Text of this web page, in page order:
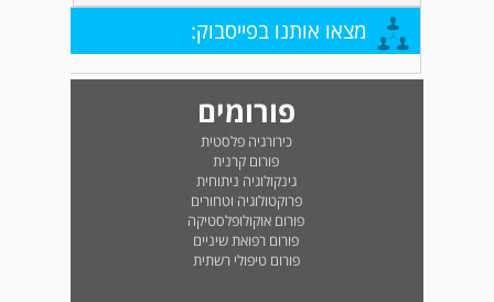
מצאו אותנו בפייסבוק:
פורומים
כירורגיה פלסטית
פורום קרנית
גינקולוגיה ניתוחית
פרוקטולוגיה וטחורים
פורום אוקולופלסטיקה
פורום רפואת שיניים
פורום טיפולי רשתית